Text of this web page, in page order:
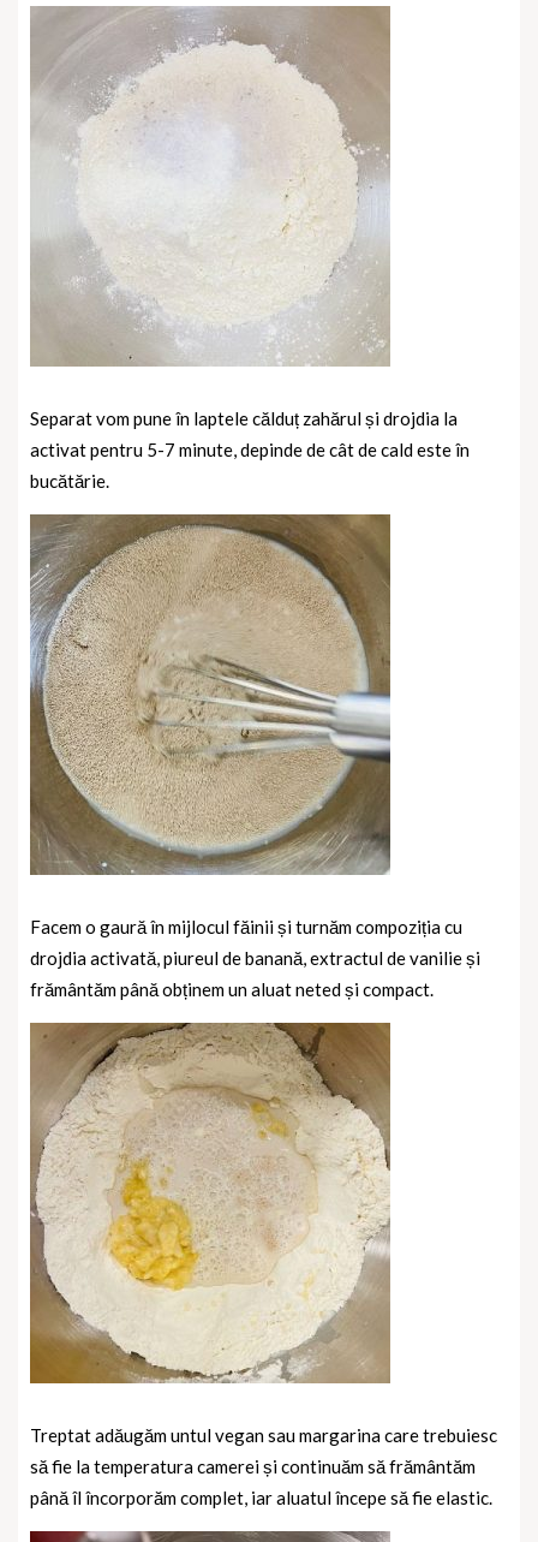
Separat vom pune în laptele călduț zahărul și drojdia la
activat pentru 5-7 minute, depinde de cât de cald este în
bucătărie.
Facem o gaură în mijlocul făinii și turnăm compoziția cu
drojdia activată, piureul de banană, extractul de vanilie și
frământăm până obținem un aluat neted și compact.
Treptat adăugăm untul vegan sau margarina care trebuiesc
să fie la temperatura camerei și continuăm să frământăm
până îl încorporăm complet, iar aluatul începe să fie elastic.